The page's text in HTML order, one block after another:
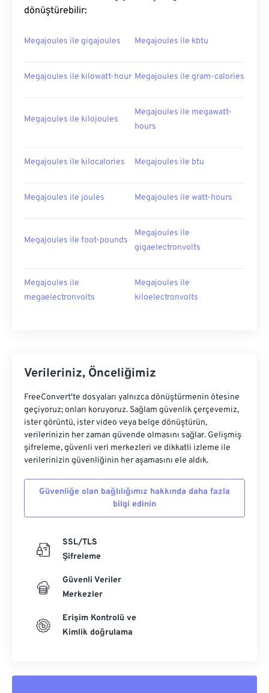
dönüştürebilir:
Megajoules ile gigajoules Megajoules ile kbtu
Megajoules ile kilowatt-hour Megajoules ile gram-calories
Megajoules ile kilojoules
Megajoules ile megawatt-
hours
Megajoules ile kilocalories Megajoules ile btu
Megajoules ile joules Megajoules ile watt-hours
Megajoules ile foot-pounds
Megajoules ile
gigaelectronvolts
Megajoules ile
megaelectronvolts
Megajoules ile
kiloelectronvolts
Verileriniz, Önceliğimiz
FreeConvert'te dosyaları yalnızca dönüştürmenin ötesine
geçiyoruz; onları koruyoruz. Sağlam güvenlik çerçevemiz,
ister görüntü, ister video veya belge dönüştürün,
verilerinizin her zaman güvende olmasını sağlar. Gelişmiş
şifreleme, güvenli veri merkezleri ve dikkatli izleme ile
verilerinizin güvenliğinin her aşamasını ele aldık.
Güvenliğe olan bağlılığımız hakkında daha fazla
bilgi edinin
SSL/TLS
Şifreleme
Güvenli Veriler
Merkezler
Erişim Kontrolü ve
Kimlik doğrulama